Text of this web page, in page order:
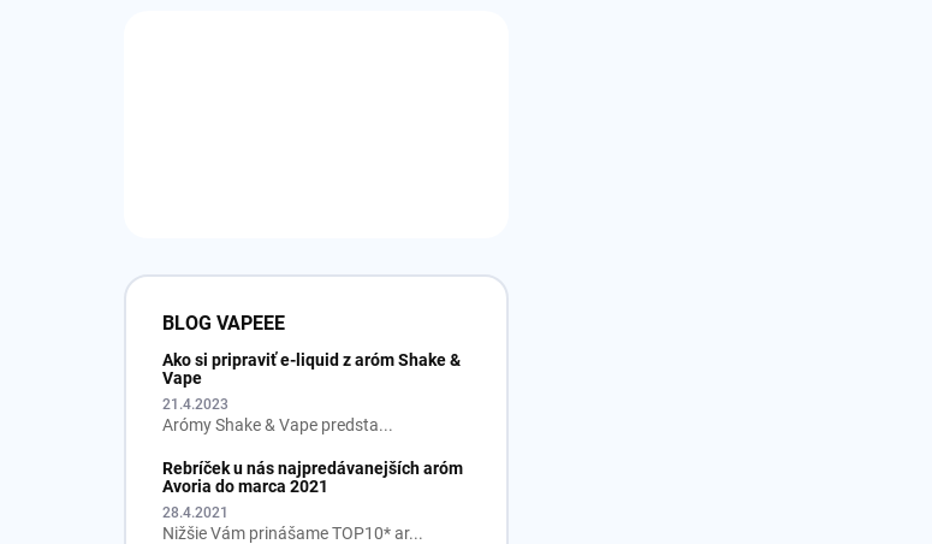
BLOG VAPEEE
Ako si pripraviť e-liquid z aróm Shake &
Vape
21.4.2023
Arómy Shake & Vape predsta...
Rebríček u nás najpredávanejších aróm
Avoria do marca 2021
28.4.2021
Nižšie Vám prinášame TOP10* ar...